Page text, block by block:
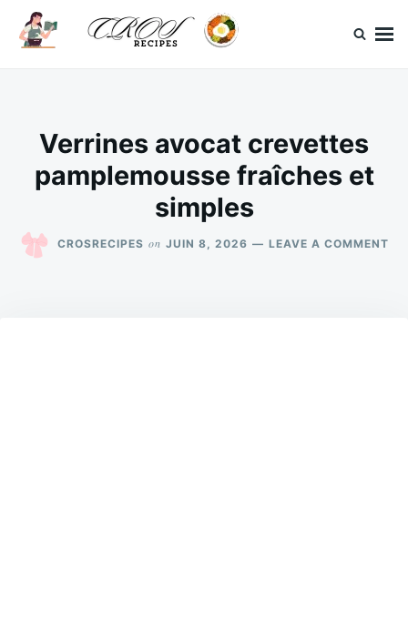
SkipSearch
for:
Verrines avocat crevettes
pamplemousse fraîches et
simples
CROSRECIPES on JUIN 8, 2026 LEAVE A COMMENTON